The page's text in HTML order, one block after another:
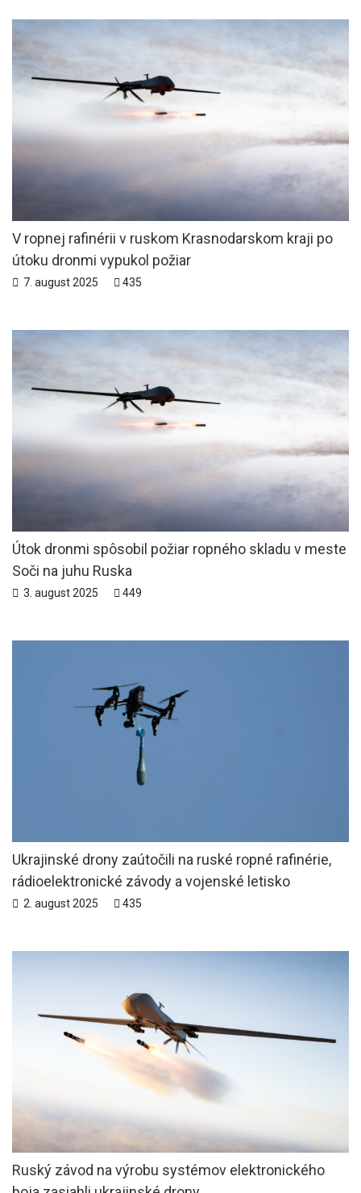
V ropnej rafinérii v ruskom Krasnodarskom kraji po
útoku dronmi vypukol požiar
7. august 2025 435
Útok dronmi spôsobil požiar ropného skladu v meste
Soči na juhu Ruska
3. august 2025 449
Ukrajinské drony zaútočili na ruské ropné rafinérie,
rádioelektronické závody a vojenské letisko
2. august 2025 435
Ruský závod na výrobu systémov elektronického